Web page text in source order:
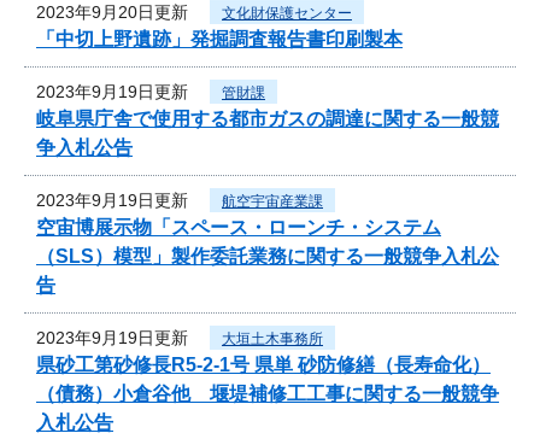
2023年9月20日更新 文化財保護センター
「中切上野遺跡」発掘調査報告書印刷製本
2023年9月19日更新 管財課
岐阜県庁舎で使用する都市ガスの調達に関する一般競
争入札公告
2023年9月19日更新 航空宇宙産業課
空宙博展示物「スペース・ローンチ・システム
（SLS）模型」製作委託業務に関する一般競争入札公
告
2023年9月19日更新 大垣土木事務所
県砂工第砂修長R5-2-1号 県単 砂防修繕（長寿命化）
（債務）小倉谷他 堰堤補修工工事に関する一般競争
入札公告